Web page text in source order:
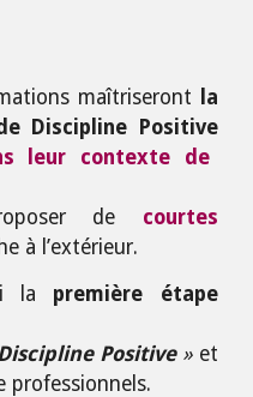
maîtriseront
la
Discipline Positive
leur contexte de
de courtes
à l’extérieur.
la première étape
Positive »et
professionnels.